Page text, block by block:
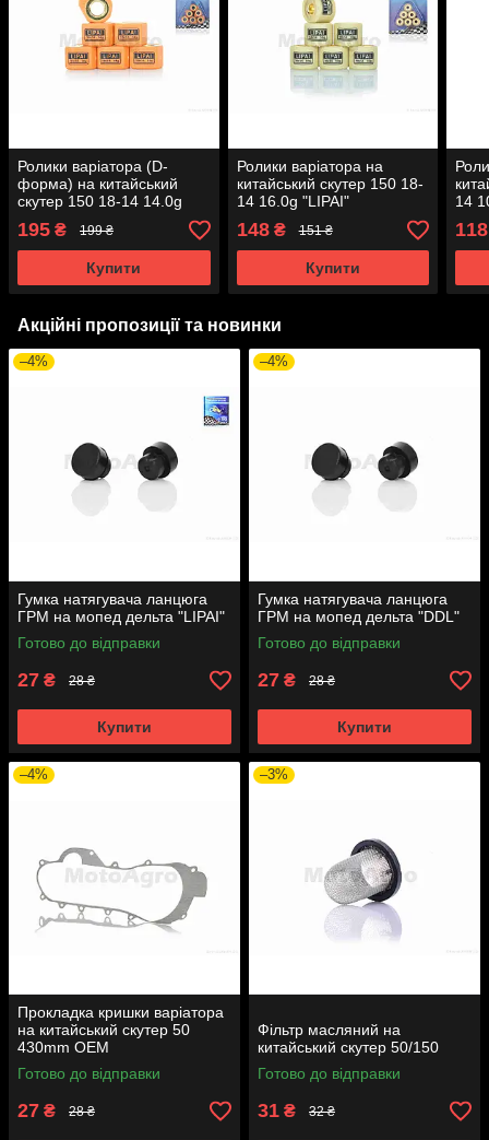
Ролики варіатора (D-
форма) на китайський
скутер 150 18-14 14.0g
"LIPAI"
195 ₴ 199 ₴
Купити
Ролики варіатора на
китайський скутер 150 18-
14 16.0g "LIPAI"
148₴ 151 ₴
Купити
14
118
Акційні пропозиції та новинки
–4%
Гумка натягувача ланцюга
ГРМ на мопед дельта "LIPAI"
Готово до відправки
27 ₴ 28 ₴
Купити
–4%
Гумка натягувача ланцюга
ГРМ на мопед дельта "DDL"
Готово до відправки
27 ₴ 28 ₴
Купити
–4%
Прокладка кришки варіатора
на китайський скутер 50
430mm OEM
Готово до відправки
27 ₴ 28 ₴
–3%
Фільтр масляний на
китайський скутер 50/150
Готово до відправки
31 ₴ 32 ₴